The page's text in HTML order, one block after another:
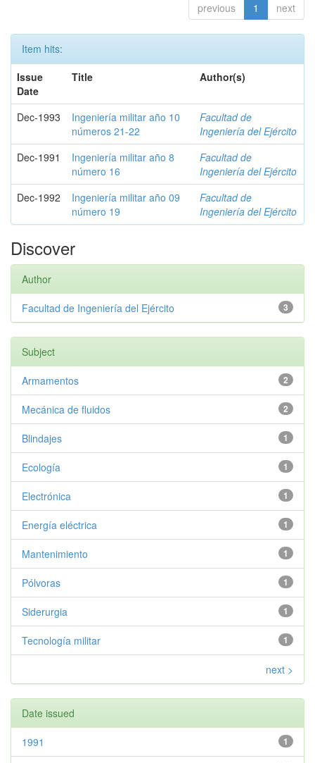
previous 1 next
Item hits:
Issue
Date
Title Author(s)
Dec-1993
Ingeniería militar año 10
números 21-22
Facultad de
Ingeniería del Ejército
Dec-1991
Ingeniería militar año 8
número 16
Facultad de
Ingeniería del Ejército
Dec-1992
Ingeniería militar año 09
número 19
Facultad de
Ingeniería del Ejército
Discover
Author
3
Facultad de Ingeniería del Ejército
Subject
2
Armamentos
2
Mecánica de fluidos
1
Blindajes
1
Ecología
1
Electrónica
1
Energía eléctrica
1
Mantenimiento
1
Pólvoras
1
Siderurgia
1
Tecnología militar
next >
Date issued
1
1991